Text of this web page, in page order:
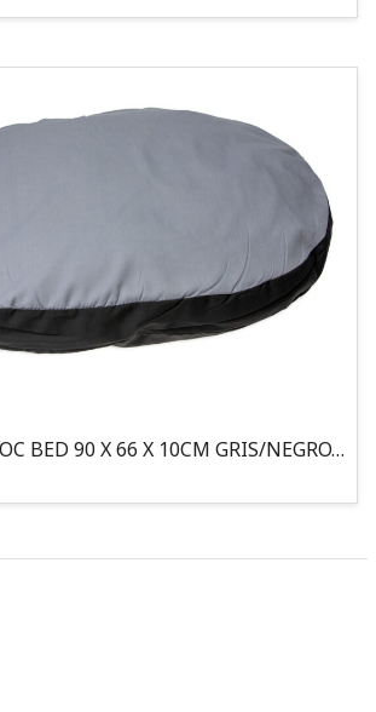
COJIN, OVAL DOC BED 90 X 66 X 10CM GRIS/NEGRO, 95°